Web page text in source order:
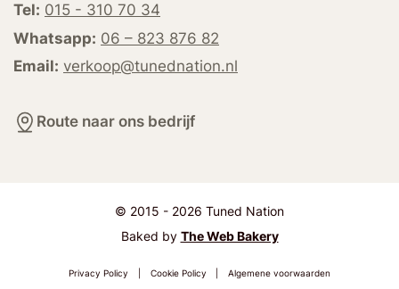
Tel: 015 - 310 70 34
Whatsapp: 06 – 823 876 82
Email: verkoop@tunednation.nl
Route naar ons bedrijf
© 2015 - 2026 Tuned Nation
Baked by The Web Bakery
Privacy Policy Cookie Policy Algemene voorwaarden